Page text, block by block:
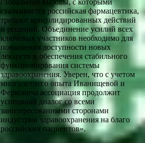
сталкивается российская фармацевтика,
требуют консолидированных действий
и решений. Объединение усилий всех
ключевых участников необходимо для
повышения доступности новых
лекарств и обеспечения стабильного
функционирования системы
здравоохранения. Уверен, что с учетом
многолетнего опыта Иванищевой и
Ферковича ассоциация продолжит
успешный диалог со всеми
заинтересованными сторонами
индустрии здравоохранения на благо
российских пациентов».